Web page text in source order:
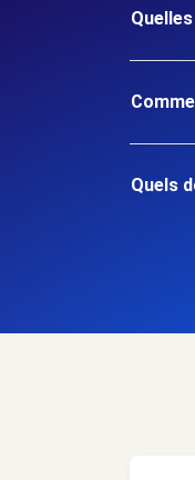
Quels